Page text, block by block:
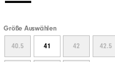
Größe Auswählen
40.5 41 42 42.5